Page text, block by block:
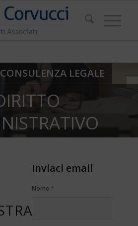
LEGALE
Inviaci email
Nome *